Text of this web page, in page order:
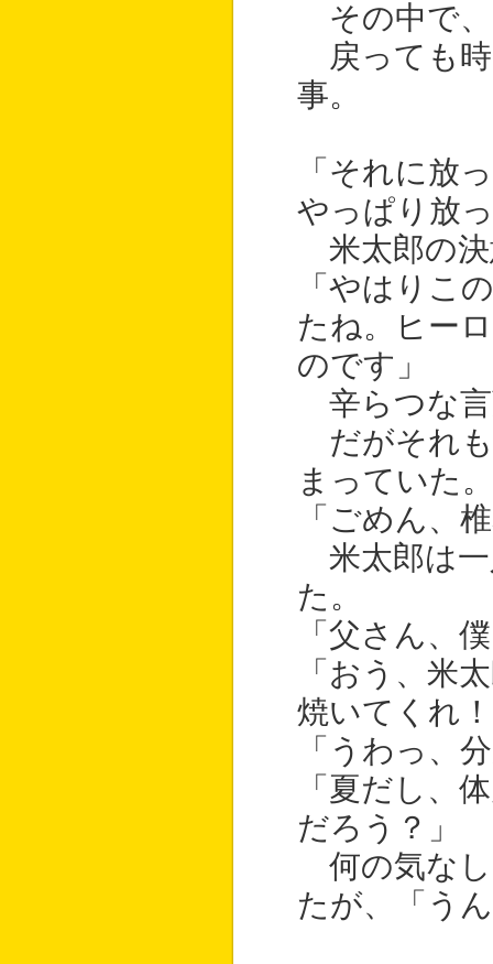
その中で、
戻っても時
事。
「それに放
やっぱり放
米太郎の決
「やはりこ
たね。ヒー
のです」
辛らつな言
だがそれも
まっていた。
「ごめん、
米太郎は一
た。
「父さん、
「おう、米
焼いてくれ
「うわっ、
「夏だし、
だろう？」
何の気なし
たが、「う